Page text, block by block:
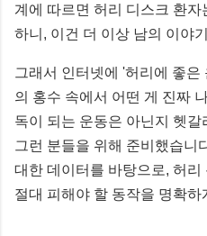
계에 따르면 허리 디스크 환
하니, 이건 더 이상 남의 이야
그래서 인터넷에 '허리에 좋은
의 홍수 속에서 어떤 게 진짜
독이 되는 운동은 아닌지 헷
그런 분들을 위해 준비했습니
대한 데이터를 바탕으로, 허
절대 피해야 할 동작을 명확